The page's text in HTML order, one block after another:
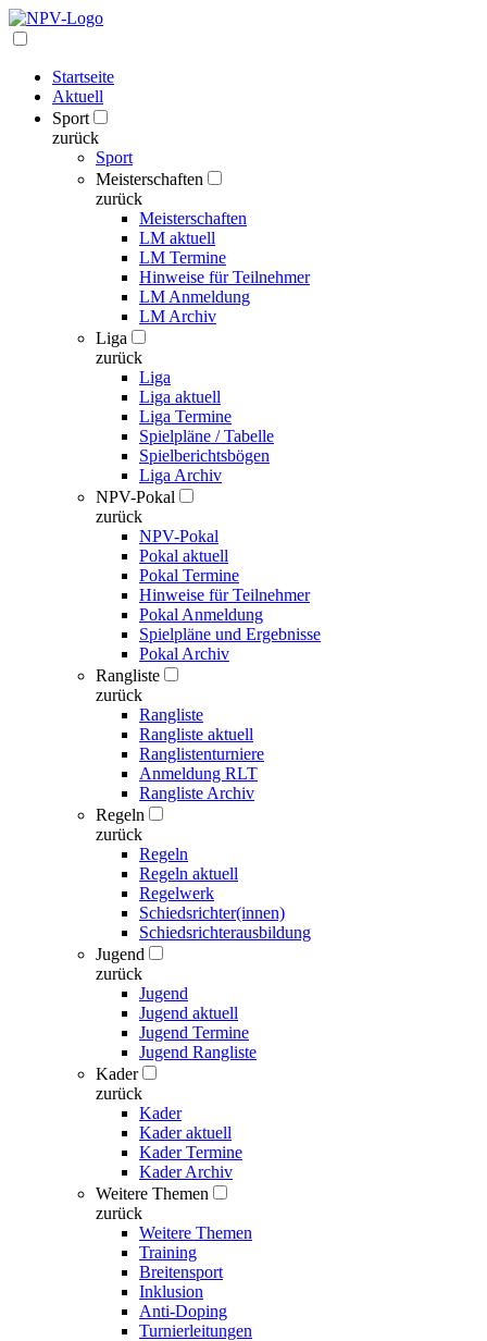
Startseite
Aktuell
Sport
zurück
Sport
Meisterschaften
zurück
Meisterschaften
LM aktuell
LM Termine
Hinweise für Teilnehmer
LM Anmeldung
LM Archiv
Liga
zurück
Liga
Liga aktuell
Liga Termine
Spielpläne / Tabelle
Spielberichtsbögen
Liga Archiv
NPV-Pokal
zurück
NPV-Pokal
Pokal aktuell
Pokal Termine
Hinweise für Teilnehmer
Pokal Anmeldung
Spielpläne und Ergebnisse
Pokal Archiv
Rangliste
zurück
Rangliste
Rangliste aktuell
Ranglistenturniere
Anmeldung RLT
Rangliste Archiv
Regeln
zurück
Regeln
Regeln aktuell
Regelwerk
Schiedsrichter(innen)
Schiedsrichterausbildung
Jugend
zurück
Jugend
Jugend aktuell
Jugend Termine
Jugend Rangliste
Kader
zurück
Kader
Kader aktuell
Kader Termine
Kader Archiv
Weitere Themen
zurück
Weitere Themen
Training
Breitensport
Inklusion
Anti-Doping
Turnierleitungen